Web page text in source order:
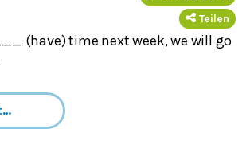
Teilen
(have) time next week, we will go